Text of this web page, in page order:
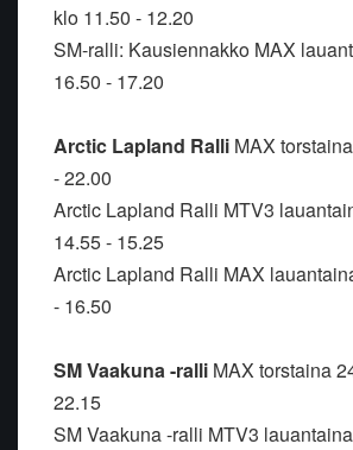
klo 11.50 - 12.20
SM-ralli: Kausiennakko MAX
16.50 - 17.20
Arctic Lapland Ralli MAX
- 22.00
Arctic Lapland Ralli MTV3
14.55 - 15.25
Arctic Lapland Ralli MAX
- 16.50
SM Vaakuna -ralli MAX torstaina
22.15
SM Vaakuna -ralli MTV3